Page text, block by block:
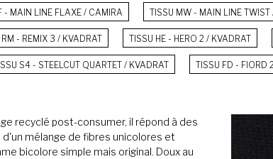
- MAIN LINE FLAXE / CAMIRA TISSU MW - MAIN LINE TWIST
- REMIX 3 / KVADRAT TISSU HE - HERO 2 / KVADRAT
S4 - STEELCUT QUARTET / KVADRAT TISSU FD - FIORD
recyclé post-consumer, il répond à des
mélange de fibres unicolores et
bicolore simple mais original. Doux au